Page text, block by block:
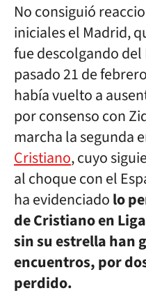
No consiguió
iniciales el Madrid,
fue descolgando
pasado 21 de
había vuelto a
por consenso con
marcha la segunda
Cristiano, cuyo
al choque con el
ha evidenciadolo
de Cristiano en
sin su estrella han
encuentros, por
perdido.